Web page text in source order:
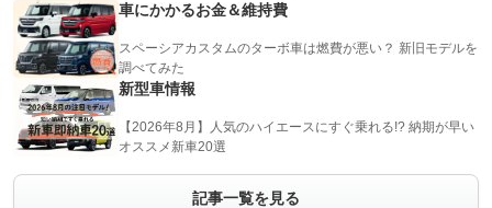
車にかかるお金＆維持費
スペーシアカスタムのターボ車は燃費が悪い？ 新旧モデルを
調べてみた
新型車情報
【2026年8月】人気のハイエースにすぐ乗れる!? 納期が早い
オススメ新車20選
記事一覧を見る